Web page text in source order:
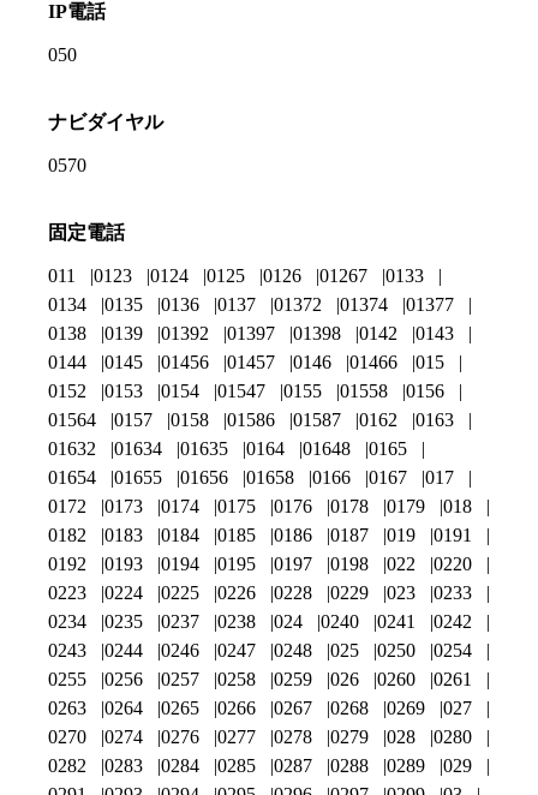
IP電話
050
ナビダイヤル
0570
固定電話
011 0123 0124 0125 0126 01267
0133
0134
0135 0136 0137 01372 01374
01377
0138
0139 01392 01397 01398 0142
0143
0144
0145 01456 01457 0146 01466
015
0152
0153 0154 01547 0155 01558
0156
01564
0157 0158 01586 01587 0162
0163
01632
01634 01635 0164 01648
0165
01654
01655 01656 01658 0166 0167
017
0172
0173 0174 0175 0176 0178 0179
018
0182
0183 0184 0185 0186 0187 019
0191
0192
0193 0194 0195 0197 0198 022
0220
0223
0224 0225 0226 0228 0229 023
0233
0234
0235 0237 0238 024 0240 0241
0242
0243
0244 0246 0247 0248 025 0250
0254
0255
0256 0257 0258 0259 026 0260
0261
0263
0264 0265 0266 0267 0268 0269
027
0270
0274 0276 0277 0278 0279 028
0280
0282
0283 0284 0285 0287 0288 0289
029